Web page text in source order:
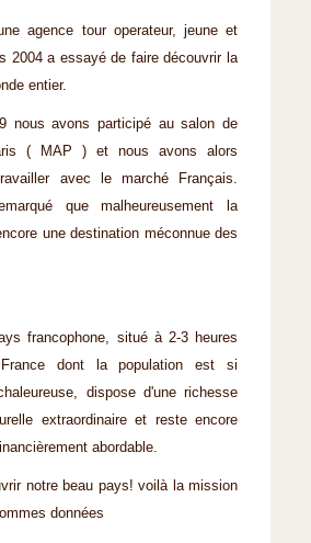
agence tour operateur, jeune et
2004 a essayé de faire découvrir la
entier.
nous avons participé au salon de
( MAP ) et nous avons alors
avec le marché Français.
que malheureusement la
une destination méconnue des
francophone, situé à 2-3 heures
dont la population est si
dispose d'une richesse
extraordinaire et reste encore
abordable.
notre beau pays! voilà la mission
données